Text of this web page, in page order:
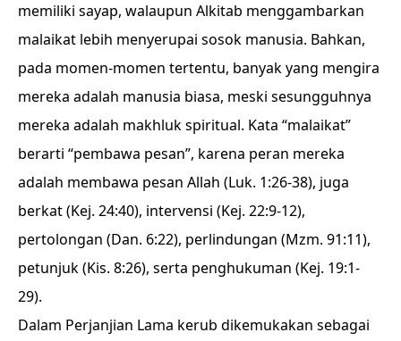
memiliki sayap, walaupun Alkitab menggambarkan
malaikat lebih menyerupai sosok manusia. Bahkan,
pada momen-momen tertentu, banyak yang mengira
mereka adalah manusia biasa, meski sesungguhnya
mereka adalah makhluk spiritual. Kata “malaikat”
berarti “pembawa pesan”, karena peran mereka
adalah membawa pesan Allah (Luk. 1:26-38), juga
berkat (Kej. 24:40), intervensi (Kej. 22:9-12),
pertolongan (Dan. 6:22), perlindungan (Mzm. 91:11),
petunjuk (Kis. 8:26), serta penghukuman (Kej. 19:1-
29).
Dalam Perjanjian Lama kerub dikemukakan sebagai